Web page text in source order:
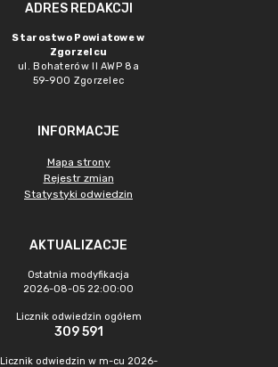
ADRES REDAKCJI
Starostwo Powiatowe w
Zgorzelcu
ul. Bohaterów II AWP 8a
59-900 Zgorzelec
INFORMACJE
Mapa strony
Rejestr zmian
Statystyki odwiedzin
AKTUALIZACJE
Ostatnia modyfikacja
2026-08-05 22:00:00
Licznik odwiedzin ogółem
309 591
Licznik odwiedzin w m-cu 2026-